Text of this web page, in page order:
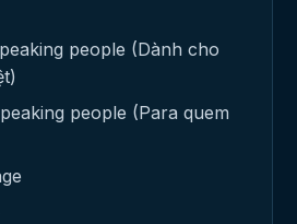
people (Dành cho
people (Para quem